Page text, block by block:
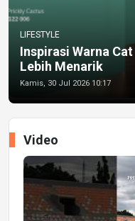
LIFESTYLE
Inspirasi Warna
Lebih Menarik
Kamis, 30 Jul 2026 10:17
Video